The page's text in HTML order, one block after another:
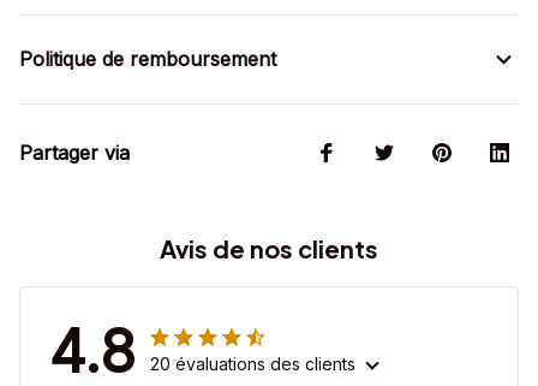
Politique de remboursement
Partager via
Avis de nos clients
4.8 20 évaluations des clients